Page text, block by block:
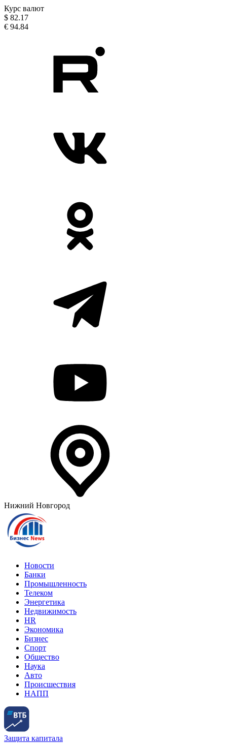
Курс валют
$ 82.17
€ 94.84
Нижний Новгород
Новости
Банки
Промышленность
Телеком
Энергетика
Недвижимость
HR
Экономика
Бизнес
Спорт
Общество
Наука
Авто
Происшествия
НАПП
Защита капитала